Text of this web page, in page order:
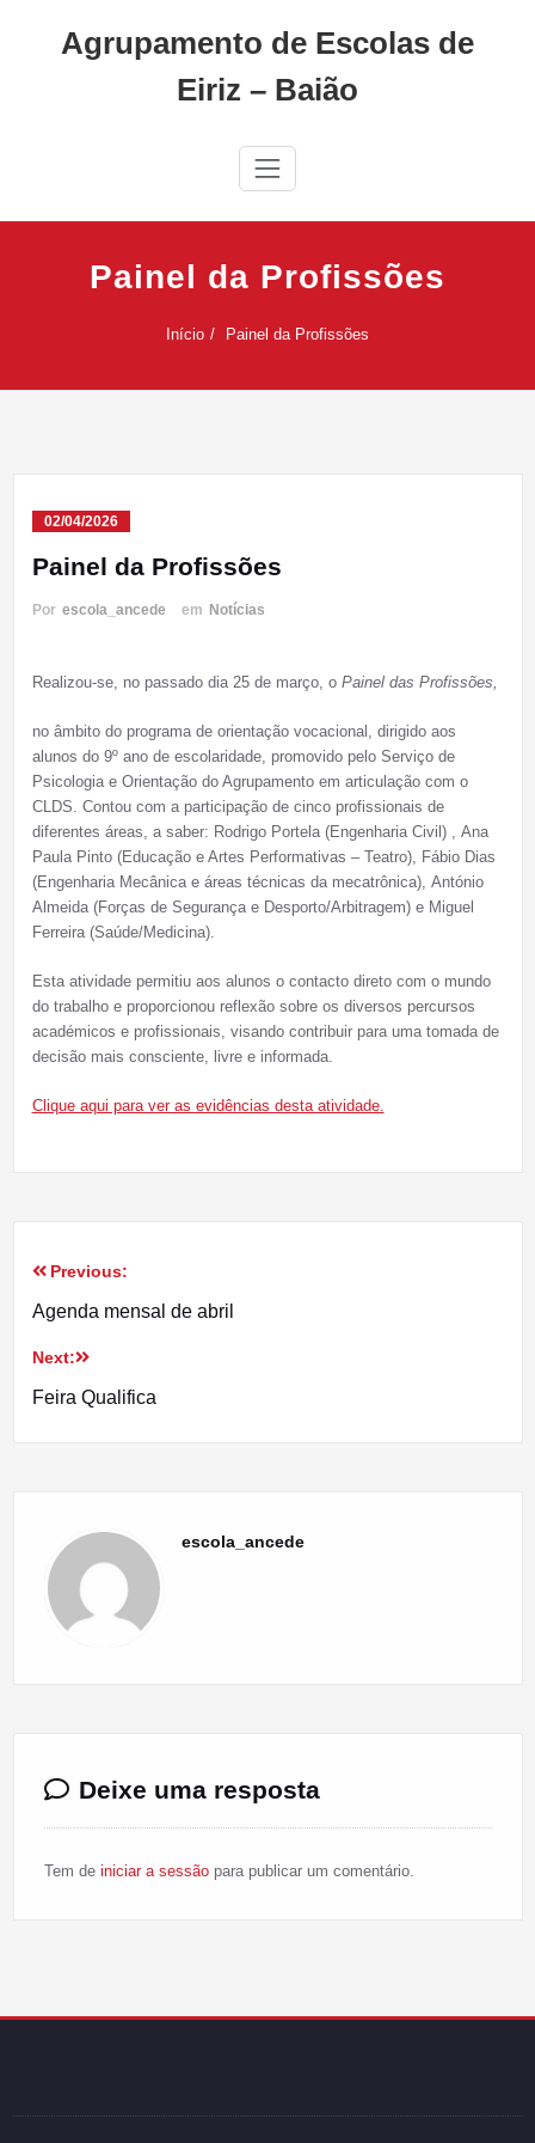
Agrupamento de Escolas de
Eiriz – Baião
Painel da Profissões
Início Painel da Profissões
02/04/2026
Painel da Profissões
Por escola_ancede em Notícias
Realizou-se, no passado dia 25 de março, o Painel das Profissões,
no âmbito do programa de orientação vocacional, dirigido aos
alunos do 9º ano de escolaridade, promovido pelo Serviço de
Psicologia e Orientação do Agrupamento em articulação com o
CLDS. Contou com a participação de cinco profissionais de
diferentes áreas, a saber: Rodrigo Portela (Engenharia Civil) , Ana
Paula Pinto (Educação e Artes Performativas – Teatro), Fábio Dias
(Engenharia Mecânica e áreas técnicas da mecatrônica), António
Almeida (Forças de Segurança e Desporto/Arbitragem) e Miguel
Ferreira (Saúde/Medicina).
Esta atividade permitiu aos alunos o contacto direto com o mundo
do trabalho e proporcionou reflexão sobre os diversos percursos
académicos e profissionais, visando contribuir para uma tomada de
decisão mais consciente, livre e informada.
Clique aqui para ver as evidências desta atividade.
Navegação
de
artigos
Previous:
Agenda mensal de abril
Next:
Feira Qualifica
escola_ancede
Deixe uma resposta
Tem de iniciar a sessãopara publicar um comentário.